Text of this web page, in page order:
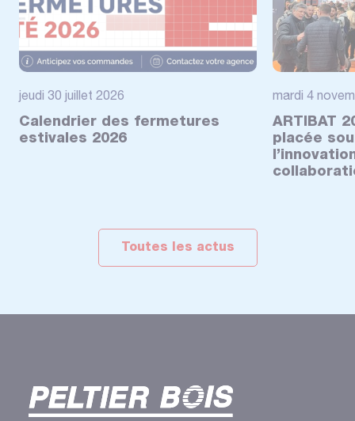
jeudi 30 juillet 2026
Calendrier des fermetures
estivales 2026
mardi 4
ARTIBAT
placée
Toutes les actus